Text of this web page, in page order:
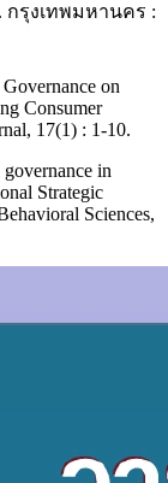
รุงเทพมหานคร :
on
Consumer
17(1) : 1-10.
in
Strategic
Sciences,